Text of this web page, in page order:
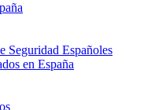
Seguridad Españoles
en España